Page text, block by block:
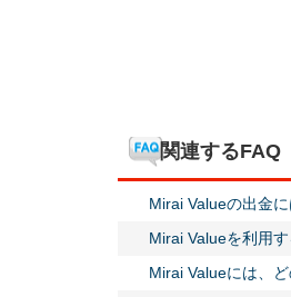
関連するFAQ
Mirai Valueの出金
Mirai Valueを利用
Mirai Valueには、